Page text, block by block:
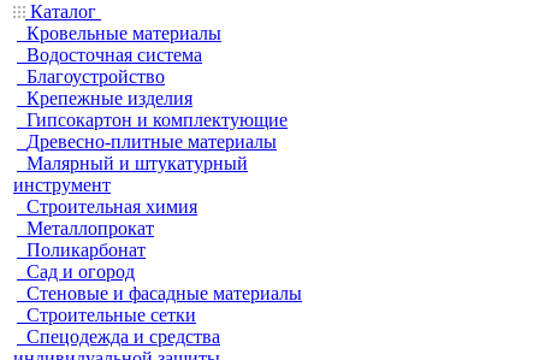
Каталог
Кровельные материалы
Водосточная система
Благоустройство
Крепежные изделия
Гипсокартон и комплектующие
Древесно-плитные материалы
Малярный и штукатурный
инструмент
Строительная химия
Металлопрокат
Поликарбонат
Сад и огород
Стеновые и фасадные материалы
Строительные сетки
Спецодежда и средства